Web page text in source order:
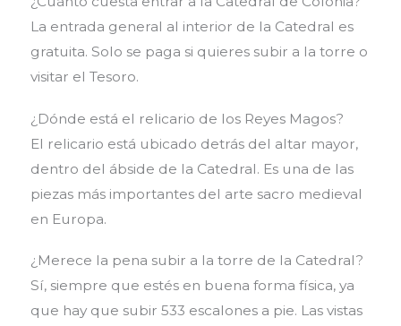
La entrada general al interior de la Catedral es
gratuita. Solo se paga si quieres subir a la torre o
visitar el Tesoro.
¿Dónde está el relicario de los Reyes Magos?
El relicario está ubicado detrás del altar mayor,
dentro del ábside de la Catedral. Es una de las
piezas más importantes del arte sacro medieval
en Europa.
¿Merece la pena subir a la torre de la Catedral?
Sí, siempre que estés en buena forma física, ya
que hay que subir 533 escalones a pie. Las vistas